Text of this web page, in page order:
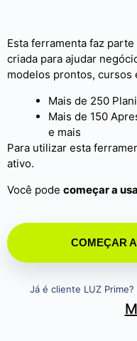
Esta ferramenta faz
criada para ajudar
modelos prontos, cursos
Mais de 250
Mais de 150
e mais
Para utilizar esta
ativo.
Você pode começar a
COMEÇAR
Já é cliente LUZ